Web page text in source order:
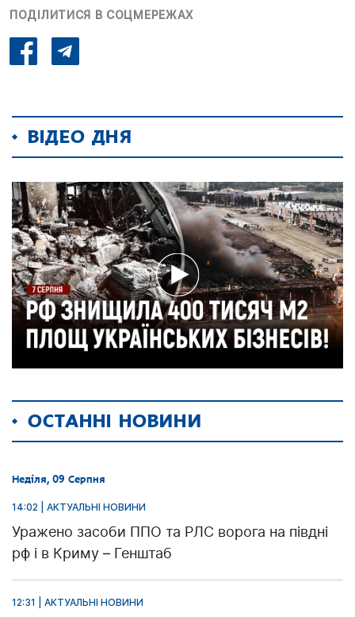
ПОДІЛИТИСЯ В СОЦМЕРЕЖАХ
ВІДЕО ДНЯ
ОСТАННІ НОВИНИ
Неділя, 09 Серпня
14:02 | АКТУАЛЬНІ НОВИНИ
Уражено засоби ППО та РЛС ворога на півдні
рф і в Криму – Генштаб
12:31 | АКТУАЛЬНІ НОВИНИ